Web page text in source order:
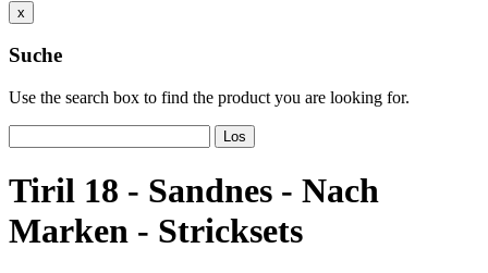
x
Suche
Use the search box to find the product you are looking for.
Los
Tiril 18 - Sandnes - Nach
Marken - Stricksets